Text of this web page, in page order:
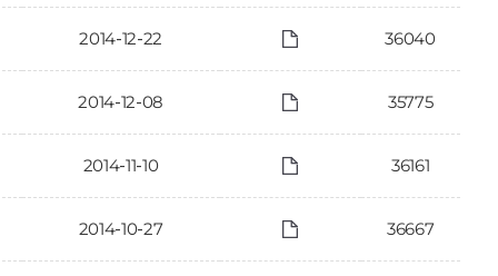
2014-12-22 36040
2014-12-08 35775
2014-11-10 36161
2014-10-27 36667